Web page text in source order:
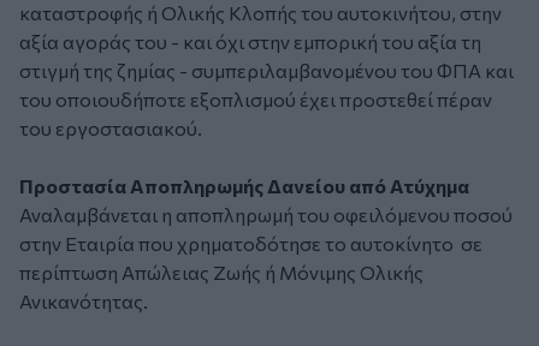
καταστροφής ή Ολικής Κλοπής του αυτοκινήτου, στην
αξία αγοράς του - και όχι στην εμπορική του αξία τη
στιγμή της ζημίας - συμπεριλαμβανομένου του ΦΠΑ και
του οποιουδήποτε εξοπλισμού έχει προστεθεί πέραν
του εργοστασιακού.
Προστασία Αποπληρωμής Δανείου από Ατύχημα
Αναλαμβάνεται η αποπληρωμή του οφειλόμενου ποσού
στην Εταιρία που χρηματοδότησε το αυτοκίνητο σε
περίπτωση Απώλειας Ζωής ή Μόνιμης Ολικής
Ανικανότητας.